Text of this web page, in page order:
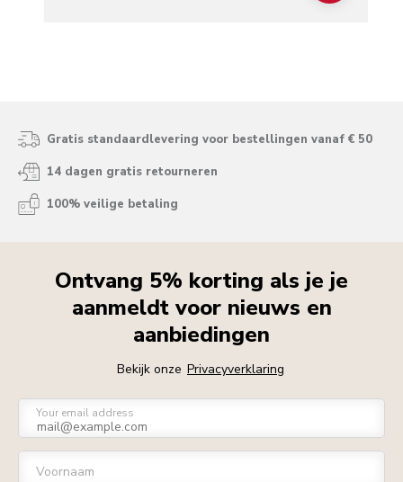
Gratis standaardlevering voor bestellingen vanaf € 50
14 dagen gratis retourneren
100% veilige betaling
Ontvang 5% korting als je je
aanmeldt voor nieuws en
aanbiedingen
Bekijk onze Privacyverklaring
Your email address
Voornaam